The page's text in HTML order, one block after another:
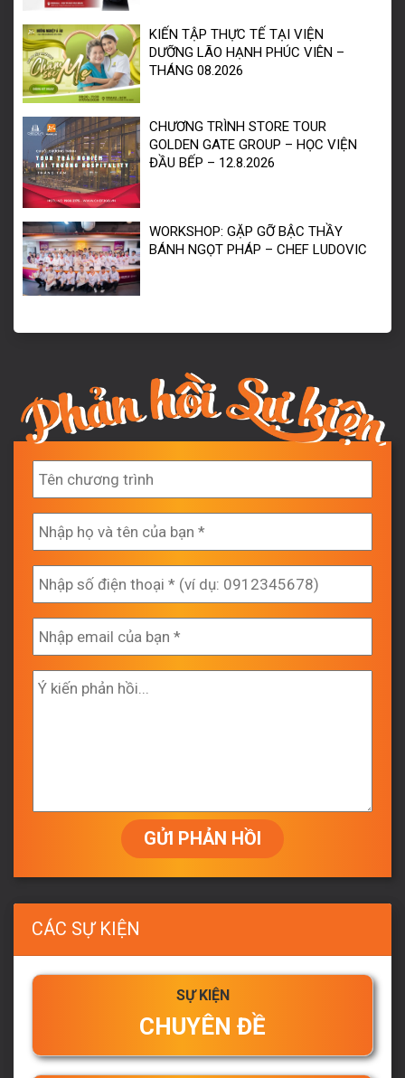
KIẾN TẬP THỰC TẾ TẠI VIỆN
DƯỠNG LÃO HẠNH PHÚC VIÊN –
THÁNG 08.2026
CHƯƠNG TRÌNH STORE TOUR
GOLDEN GATE GROUP – HỌC VIỆN
ĐẦU BẾP – 12.8.2026
WORKSHOP: GẶP GỠ BẬC THẦY
BÁNH NGỌT PHÁP – CHEF LUDOVIC
GỬI PHẢN HỒI
CÁC SỰ KIỆN
SỰ KIỆN
CHUYÊN ĐỀ